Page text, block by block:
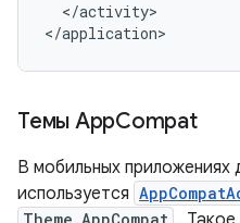
</activity>
</application>
Темы AppCompat
В мобильных приложениях
используется